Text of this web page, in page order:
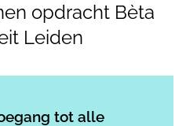
opdracht Bèta
Leiden
tot alle